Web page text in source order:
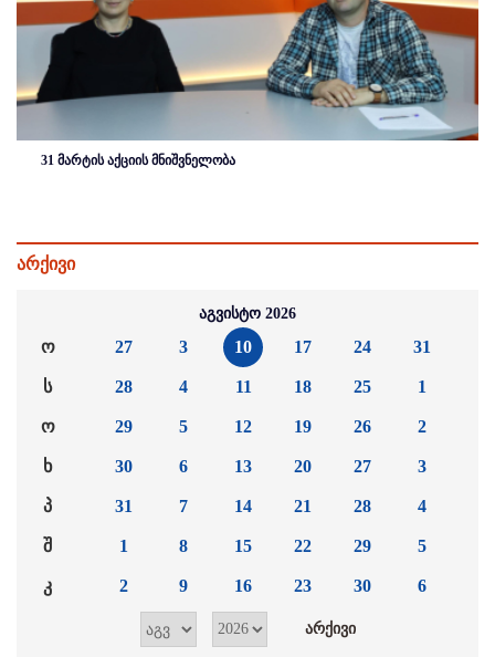
31 მარტის აქციის მნიშვნელობა
არქივი
აგვისტო 2026
ო
ს
ო
ხ
პ
შ
კ
27
28
29
30
31
1
2
3
4
5
6
7
8
9
10
11
12
13
14
15
16
17
18
19
20
21
22
23
24
25
26
27
28
29
30
31
1
2
3
4
5
6